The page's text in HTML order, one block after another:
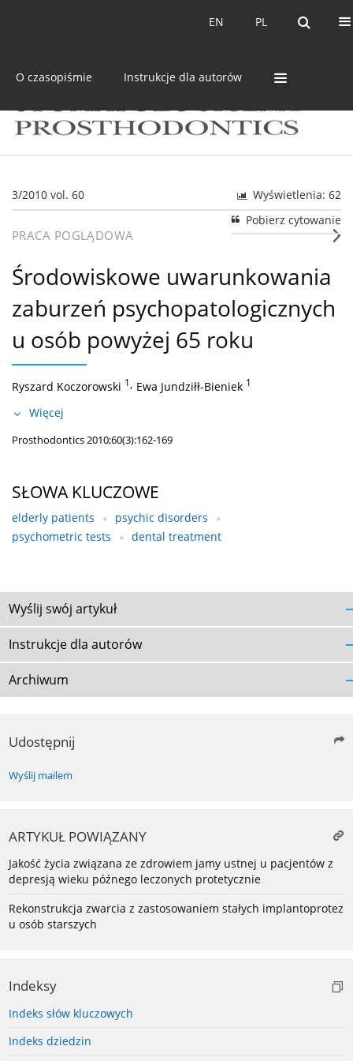
PL
EN PL
EN
O czasopiśmie Instrukcje dla autorów
3/2010 vol. 60
Wyświetlenia: 62
Pobierz cytowanie
PRACA POGLĄDOWA
Środowiskowe uwarunkowania
zaburzeń psychopatologicznych
u osób powyżej 65 roku
Ryszard Koczorowski 1, Ewa Jundziłł-Bieniek 1
Więcej
Prosthodontics 2010;60(3):162-169
SŁOWA KLUCZOWE
elderly patients
psychic disorders
psychometric tests
dental treatment
Wyślij swój artykuł
Instrukcje dla autorów
Archiwum
Udostępnij
Wyślij mailem
ARTYKUŁ POWIĄZANY
Jakość życia związana ze zdrowiem jamy ustnej u pacjentów z
depresją wieku późnego leczonych protetycznie
Rekonstrukcja zwarcia z zastosowaniem stałych implantoprotez
u osób starszych
Indeksy
Indeks słów kluczowych
Indeks dziedzin